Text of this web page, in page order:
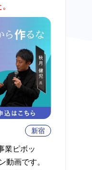
新宿
業ピボッ
動画です。